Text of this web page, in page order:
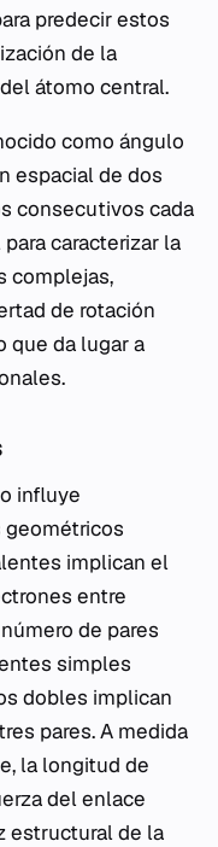
predecir estos
de la
átomo central.
como ángulo
espacial de dos
consecutivos cada
caracterizar la
complejas,
de rotación
que da lugar a
influye
geométricos
implican el
entre
de pares
simples
dobles implican
pares. A medida
la longitud de
del enlace
estructural de la